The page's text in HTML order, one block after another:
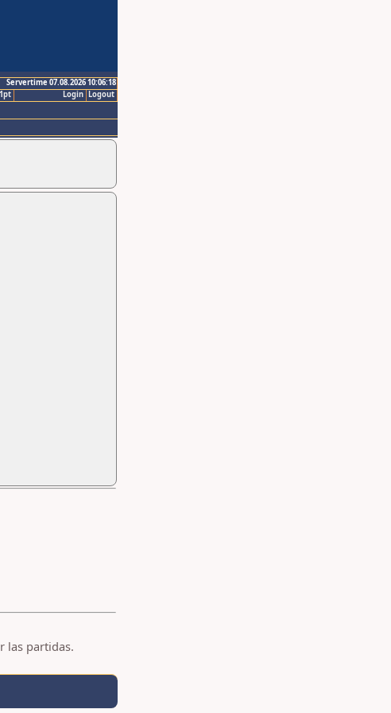
Servertime 07.08.2026 10:06:18
Logout
Login
las partidas.